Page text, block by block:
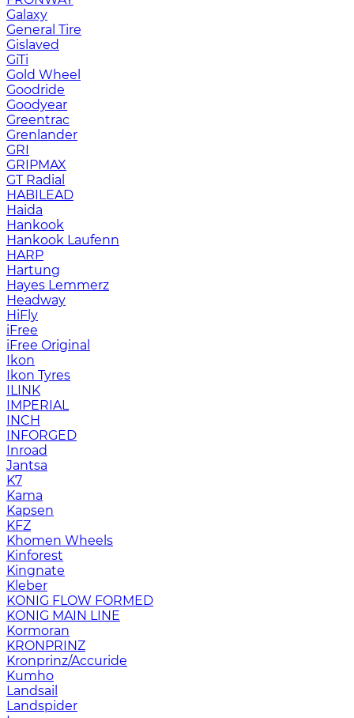
Galaxy
General Tire
Gislaved
GiTi
Gold Wheel
Goodride
Goodyear
Greentrac
Grenlander
GRI
GRIPMAX
GT Radial
HABILEAD
Haida
Hankook
Hankook Laufenn
HARP
Hartung
Hayes Lemmerz
Headway
HiFly
iFree
iFree Original
Ikon
Ikon Tyres
ILINK
IMPERIAL
INCH
INFORGED
Inroad
Jantsa
K7
Kama
Kapsen
KFZ
Khomen Wheels
Kinforest
Kingnate
Kleber
KONIG FLOW FORMED
KONIG MAIN LINE
Kormoran
KRONPRINZ
Kronprinz/Accuride
Kumho
Landsail
Landspider